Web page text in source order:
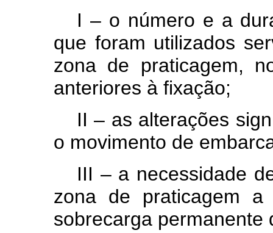
I – o número e a
que foram utilizados
zona de praticagem,
anteriores à fixação;
II – as alterações
o movimento de
III – a necessidade
zona de praticagem a
sobrecarga permanente